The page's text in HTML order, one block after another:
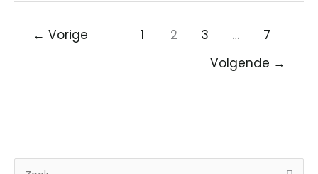
← Vorige 1 2 3 …
7
Volgende →